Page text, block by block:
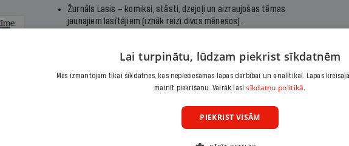
Žurnāls Lasis – komiksi, stāsti, dzejoļi un aizraujošas tēmas
jaunajiem lasītājiem (iznāk reizi divos mēnešos).
vēstures interesentiem.
Lasi mājās vai piekļūsti visam žurnālaIrsaturam portālā ir.lv.
Izvēlies periodu
Gads
Lai turpinātu, lūdzam piekrist sīkdatnēm
Mēs izmantojam tikai sīkdatnes, kas nepieciešamas lapas darbībai un analītikai. Lapas
mainīt piekrišanu. Vairāk lasisīkdatņu politikā.
PIEKRIST VISĀM